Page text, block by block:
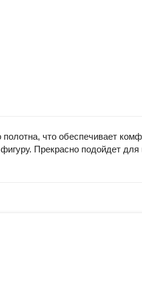
что обеспечивает
Прекрасно подойдет